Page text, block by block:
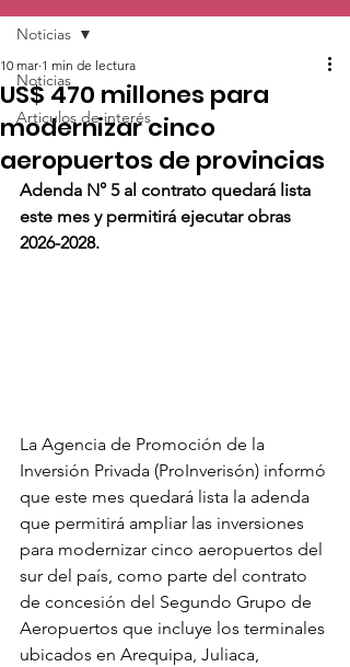
Noticias
Articulos de interés
Noticias
US$ 470 millones para
modernizar cinco
aeropuertos de provincias
10 mar 1 min de lectura
Adenda N° 5 al contrato quedará lista
este mes y permitirá ejecutar obras
2026-2028.
La Agencia de Promoción de la
Inversión Privada (ProInverisón) informó
que este mes quedará lista la adenda
que permitirá ampliar las inversiones
para modernizar cinco aeropuertos del
sur del país, como parte del contrato
de concesión del Segundo Grupo de
Aeropuertos que incluye los terminales
ubicados en Arequipa, Juliaca,